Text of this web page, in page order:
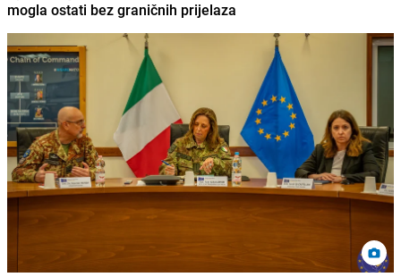
mogla ostati bez graničnih prijelaza